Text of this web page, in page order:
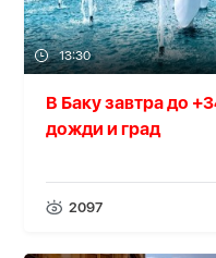
13:30
В Баку завтра до
дожди и град
2097